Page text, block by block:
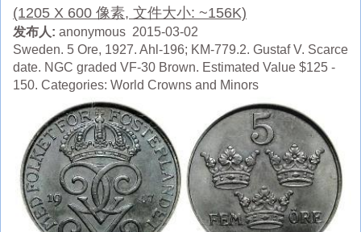
(1205 X 600 像素, 文件大小: ~156K)
发布人: anonymous 2015-03-02
Sweden. 5 Ore, 1927. Ahl-196; KM-779.2. Gustaf V. Scarce
date. NGC graded VF-30 Brown. Estimated Value $125 -
150. Categories: World Crowns and Minors